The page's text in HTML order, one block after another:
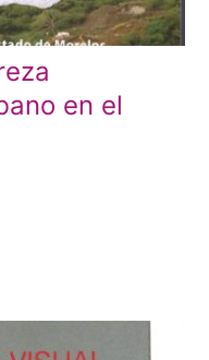
en el